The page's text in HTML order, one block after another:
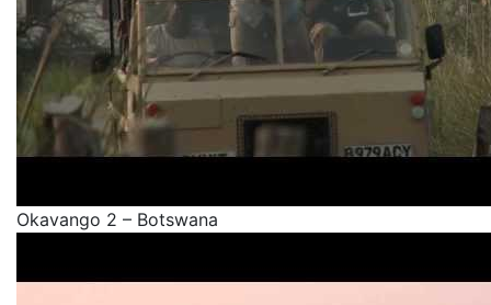
Okavango 2 – Botswana